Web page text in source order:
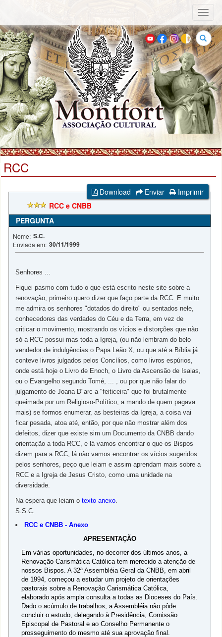
Buscar
RCC
Download Enviar
Imprimir
RCC e CNBB
PERGUNTA
Nome: S.C.
Enviada em: 30/11/1999
Senhores ...
Fiquei pasmo com tudo o que está escrito neste site sobre a
renovação, primeiro quero dizer que faço parte da RCC. E muito
me admira os senhores "dotados do direito" ou sentados nele,
conhecedores das verdades do Céu e da Terra, em vez de
criticar o movimento, mostrando os vícios e distorções que não
só a RCC possui mas toda a Igreja, (ou não lembram do belo
vendedor de indulgências o Papa Leão X, ou que até a Bíblia já
conteve livros julgados pelos Concílios, como livros espúrios,
onde está hoje o Livro de Enoch, o Livro da Ascensão de Isaias,
ou o Evangelho segundo Tomé, ... , ou por que não falar do
julgamento de Joana D"arc a "feiticeira" que foi brutalmente
queimada por um Religioso-Político, a mando de quem pagava
mais) se formos enumerar, as besteiras da Igreja, a coisa vai
ficar pesada, atoa até, então, por que não mostrar além dos
defeitos, dizer que existe sim um Documento da CNBB dando
orientação a toda RCC, e lá vamos encontrar o que os Bispos
dizem para a RCC, lá não vamos encontrar os vícios sugeridos
pelos senhores, peço que leiam e assim aprendam mais sobre a
RCC e a Igreja de Jesus Cristo, como uma unidade na
diversidade.
Na espera que leiam otexto anexo.
S.S.C.
RCC e CNBB - Anexo
APRESENTAÇÃO
Em várias oportunidades, no decorrer dos últimos anos, a
Renovação Carismática Católica tem merecido a atenção de
nossos Bispos. A 32ª Assembléia Geral da CNBB, em abril
de 1994, começou a estudar um projeto de orientações
pastorais sobre a Renovação Carismática Católica,
elaborado após ampla consulta a todas as Dioceses do País.
Dado o acúmulo de trabalhos, a Assembléia não pôde
concluir o estudo, delegando à Presidência, Comissão
Episcopal de Pastoral e ao Conselho Permanente o
prosseguimento do mesmo até sua aprovação final.